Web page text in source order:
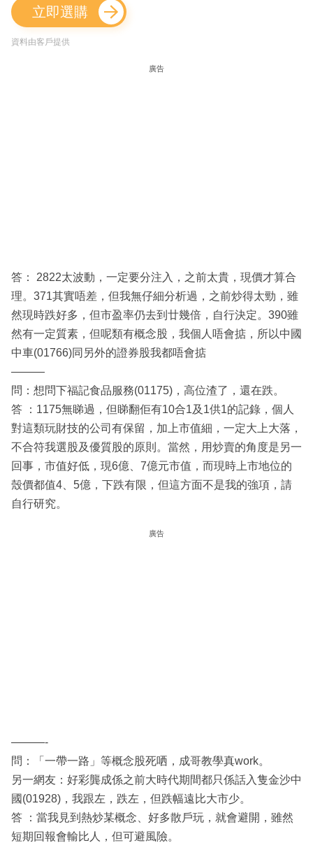
立即選購
資料由客戶提供
廣告
答： 2822太波動，一定要分注入，之前太貴，現價才算合
理。371其實唔差，但我無仔細分析過，之前炒得太勁，雖
然現時跌好多，但市盈率仍去到廿幾倍，自行決定。390雖
然有一定質素，但呢類有概念股，我個人唔會掂，所以中國
中車(01766)同另外的證券股我都唔會掂
———
問：想問下福記食品服務(01175)，高位渣了，還在跌。
答 ：1175無睇過，但睇翻佢有10合1及1供1的記錄，個人
對這類玩財技的公司有保留，加上市值細，一定大上大落，
不合符我選股及優質股的原則。當然，用炒賣的角度是另一
回事，市值好低，現6億、7億元市值，而現時上市地位的
殼價都值4、5億，下跌有限，但這方面不是我的強項，請
自行研究。
廣告
———-
問：「一帶一路」等概念股死哂，成哥教學真work。
另一網友：好彩龔成係之前大時代期間都只係話入隻金沙中
國(01928)，我跟左，跌左，但跌幅遠比大市少。
答 ：當我見到熱炒某概念、好多散戶玩，就會避開，雖然
短期回報會輸比人，但可避風險。